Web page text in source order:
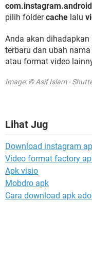
com.instagram.android
pilih foldercache lalu
Anda akan dihadapkan
terbaru dan ubah
atau format video
Image: © Asif Islam -
Lihat Jug
Download instagram
Video format factory
Apk visio
Mobdro apk
Cara download apk